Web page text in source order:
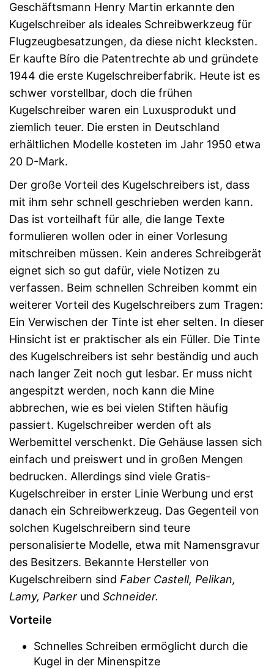
Geschäftsmann Henry Martin erkannte den
Kugelschreiber als ideales Schreibwerkzeug für
Flugzeugbesatzungen, da diese nicht klecksten.
Er kaufte Bíro die Patentrechte ab und gründete
1944 die erste Kugelschreiberfabrik. Heute ist es
schwer vorstellbar, doch die frühen
Kugelschreiber waren ein Luxusprodukt und
ziemlich teuer. Die ersten in Deutschland
erhältlichen Modelle kosteten im Jahr 1950 etwa
20 D-Mark.
Der große Vorteil des Kugelschreibers ist, dass
mit ihm sehr schnell geschrieben werden kann.
Das ist vorteilhaft für alle, die lange Texte
formulieren wollen oder in einer Vorlesung
mitschreiben müssen. Kein anderes Schreibgerät
eignet sich so gut dafür, viele Notizen zu
verfassen. Beim schnellen Schreiben kommt ein
weiterer Vorteil des Kugelschreibers zum Tragen:
Ein Verwischen der Tinte ist eher selten. In dieser
Hinsicht ist er praktischer als ein Füller. Die Tinte
des Kugelschreibers ist sehr beständig und auch
nach langer Zeit noch gut lesbar. Er muss nicht
angespitzt werden, noch kann die Mine
abbrechen, wie es bei vielen Stiften häufig
passiert. Kugelschreiber werden oft als
Werbemittel verschenkt. Die Gehäuse lassen sich
einfach und preiswert und in großen Mengen
bedrucken. Allerdings sind viele Gratis-
Kugelschreiber in erster Linie Werbung und erst
danach ein Schreibwerkzeug. Das Gegenteil von
solchen Kugelschreibern sind teure
personalisierte Modelle, etwa mit Namensgravur
des Besitzers. Bekannte Hersteller von
Kugelschreibern sind Faber Castell, Pelikan,
Lamy, Parker und Schneider.
Vorteile
Schnelles Schreiben ermöglicht durch die
Kugel in der Minenspitze